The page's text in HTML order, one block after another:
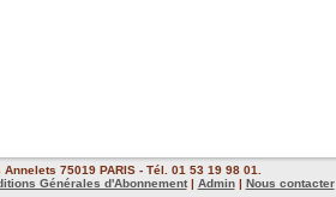
75019 PARIS - Tél. 01 53 19 98 01.
Générales d'Abonnement| Admin| Nous contacter